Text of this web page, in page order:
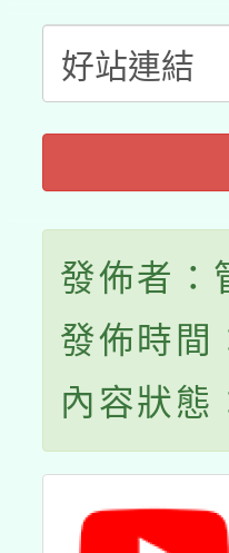
發佈者：
發佈時
內容狀態